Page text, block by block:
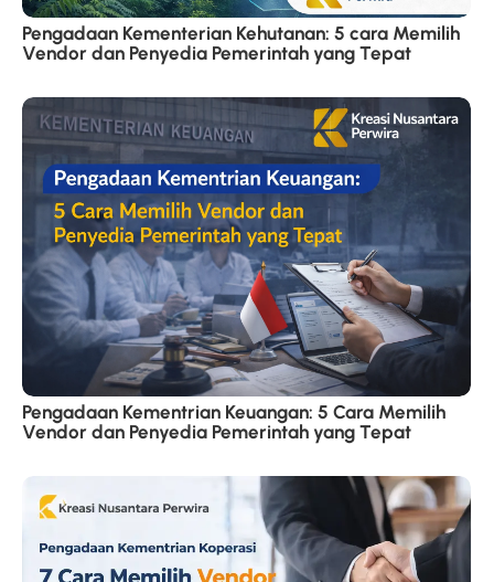
Pengadaan Kementerian Kehutanan: 5 cara Memilih
Vendor dan Penyedia Pemerintah yang Tepat
Pengadaan Kementrian Keuangan: 5 Cara Memilih
Vendor dan Penyedia Pemerintah yang Tepat